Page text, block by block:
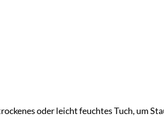
oder leicht feuchtes Tuch, um